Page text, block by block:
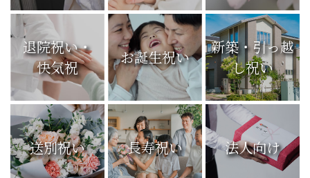
退院祝い・
快気祝
お誕生祝い
新築・引っ越
し祝い
送別祝い 長寿祝い 法人向け